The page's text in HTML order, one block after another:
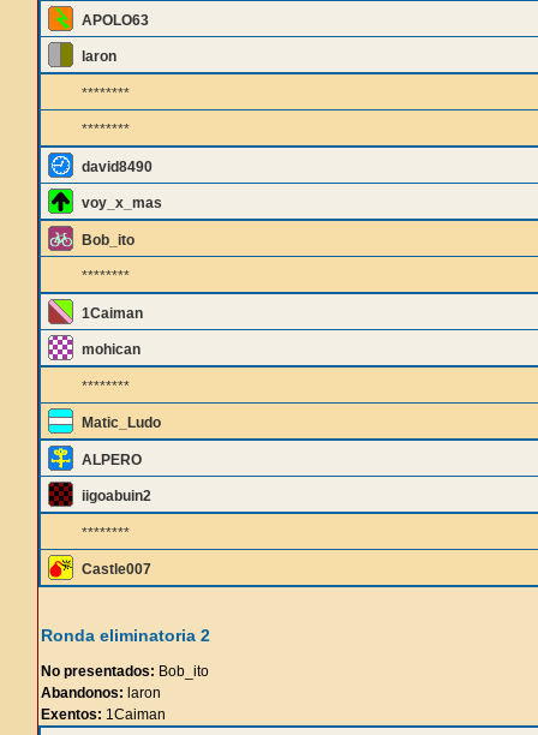
APOLO63
laron
********
********
david8490
voy_x_mas
Bob_ito
********
1Caiman
mohican
********
Matic_Ludo
ALPERO
iigoabuin2
********
Castle007
Ronda eliminatoria 2
No presentados: Bob_ito
Abandonos: laron
Exentos: 1Caiman